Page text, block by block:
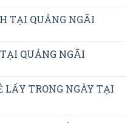
TẠI QUẢNG NGÃI
QUẢNG NGÃI
LẤY TRONG NGÀY TẠI